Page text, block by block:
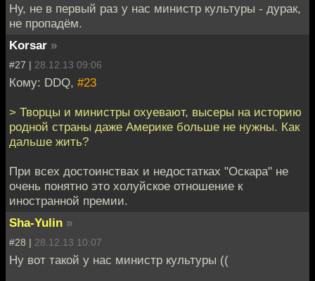
Ну, не в первый раз у нас министр культуры - дурак,
не пропадём.
Korsar »
#27 | 28.12.13 09:06
Кому: DDQ, #23
> Творцы и министры охуевают, высеры на историю
родной страны даже Америке больше не нужны. Как
дальше жить?
При всех достоинствах и недостатках "Оскара" не
очень понятно это холуйское отношение к
иностранной премии.
Sha-Yulin »
#28 | 28.12.13 10:07
Ну вот такой у нас министр культуры ((